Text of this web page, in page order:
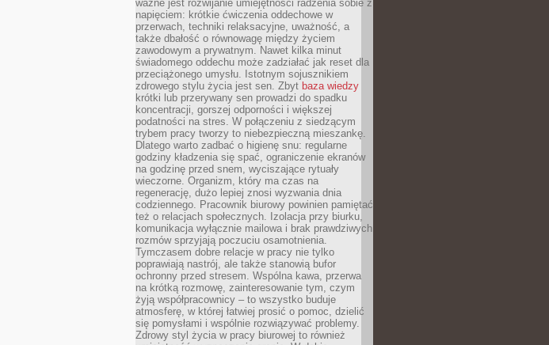
ważne jest rozwijanie umiejętności radzenia sobie z
napięciem: krótkie ćwiczenia oddechowe w
przerwach, techniki relaksacyjne, uważność, a
także dbałość o równowagę między życiem
zawodowym a prywatnym. Nawet kilka minut
świadomego oddechu może zadziałać jak reset dla
przeciążonego umysłu. Istotnym sojusznikiem
zdrowego stylu życia jest sen. Zbyt baza wiedzy
krótki lub przerywany sen prowadzi do spadku
koncentracji, gorszej odporności i większej
podatności na stres. W połączeniu z siedzącym
trybem pracy tworzy to niebezpieczną mieszankę.
Dlatego warto zadbać o higienę snu: regularne
godziny kładzenia się spać, ograniczenie ekranów
na godzinę przed snem, wyciszające rytuały
wieczorne. Organizm, który ma czas na
regenerację, dużo lepiej znosi wyzwania dnia
codziennego. Pracownik biurowy powinien pamiętać
też o relacjach społecznych. Izolacja przy biurku,
komunikacja wyłącznie mailowa i brak prawdziwych
rozmów sprzyjają poczuciu osamotnienia.
Tymczasem dobre relacje w pracy nie tylko
poprawiają nastrój, ale także stanowią bufor
ochronny przed stresem. Wspólna kawa, przerwa
na krótką rozmowę, zainteresowanie tym, czym
żyją współpracownicy – to wszystko buduje
atmosferę, w której łatwiej prosić o pomoc, dzielić
się pomysłami i wspólnie rozwiązywać problemy.
Zdrowy styl życia w pracy biurowej to również